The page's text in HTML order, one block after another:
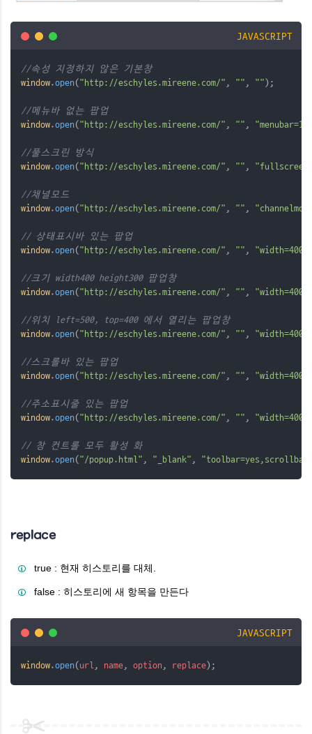
JAVASCRIPT
//속성 지정하지 않은 기본창
window.open( "http://eschyles.mireene.com/" , "" , "" );
//메뉴바 없는 팝업
window.open( "http://eschyles.mireene.com/" , "" , "menubar=1"
//풀스크린 방식
window.open( "http://eschyles.mireene.com/" , "" ,
//채널모드
window.open( "http://eschyles.mireene.com/" , "" ,
// 상태표시바 있는 팝업
window.open( "http://eschyles.mireene.com/" , "" ,
//크기 width400 height300 팝업창
window.open( "http://eschyles.mireene.com/" , "" ,
//위치 left=500, top=400 에서 열리는 팝업창
window.open( "http://eschyles.mireene.com/" , "" ,
//스크롤바 있는 팝업
window.open( "http://eschyles.mireene.com/" , "" ,
//주소표시줄 있는 팝업
window.open( "http://eschyles.mireene.com/" , "" ,
// 창 컨트롤 모두 활성 화
window.open( "/popup.html" , "_blank" ,
replace
true : 현재 히스토리를 대체.
false : 히스토리에 새 항목을 만든다
JAVASCRIPT
window.open( url , name, option , replace);